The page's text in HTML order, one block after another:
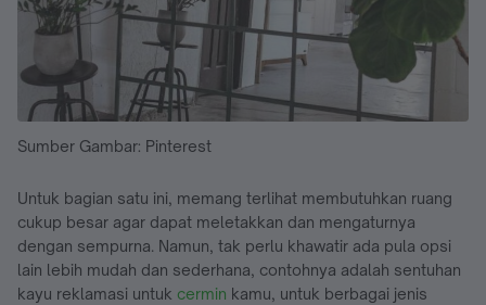
Sumber Gambar: Pinterest
Untuk bagian satu ini, memang terlihat membutuhkan ruang
cukup besar agar dapat meletakkan dan mengaturnya
dengan sempurna. Namun, tak perlu khawatir ada pula opsi
lain lebih mudah dan sederhana, contohnya adalah sentuhan
kayu reklamasi untuk cermin kamu, untuk berbagai jenis